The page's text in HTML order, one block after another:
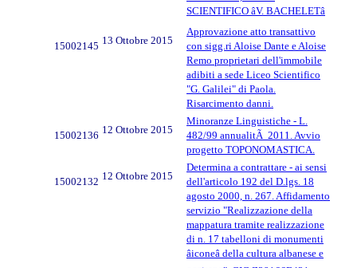
SCIENTIFICO âV. BACHELETâ
15002145 13 Ottobre 2015
Approvazione atto transattivo
con sigg.ri Aloise Dante e Aloise
Remo proprietari dell'immobile
adibiti a sede Liceo Scientifico
"G. Galilei" di Paola.
Risarcimento danni.
15002136 12 Ottobre 2015
Minoranze Linguistiche - L.
482/99 annualitÃ 2011. Avvio
progetto TOPONOMASTICA.
15002132 12 Ottobre 2015
Determina a contrattare - ai sensi
dell'articolo 192 del D.lgs. 18
agosto 2000, n. 267. Affidamento
servizio "Realizzazione della
mappatura tramite realizzazione
di n. 17 tabelloni di monumenti
âiconeâ della cultura albanese e